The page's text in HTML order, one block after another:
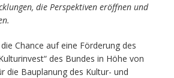
die Perspektiven eröffnen und
Chance auf eine Förderung des
des Bundes in Höhe von
die Bauplanung des Kultur- und